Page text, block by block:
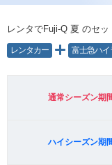
レンタでFuji-Q 夏 のセッ
レンタカー 富士急ハ
通常シーズン期
ハイシーズン期